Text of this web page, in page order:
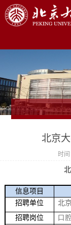
北京
时
信息项目
招聘单位
北
招聘岗位
口